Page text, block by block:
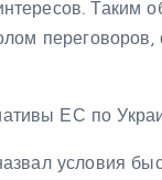
Таким
условия